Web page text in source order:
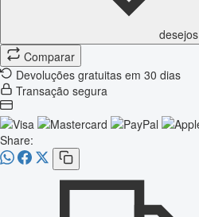
desejos
Comparar
Devoluções gratuitas em 30 dias
Transação segura
Share: